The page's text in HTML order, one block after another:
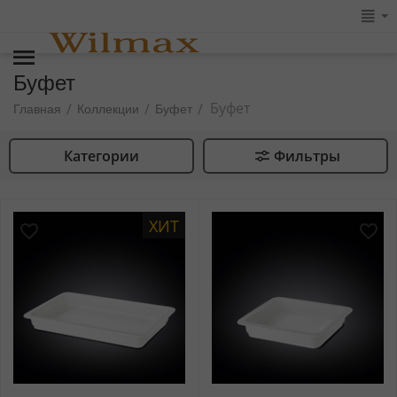
Буфет
Главная / Коллекции / Буфет / Буфет
Категории Фильтры
ХИТ